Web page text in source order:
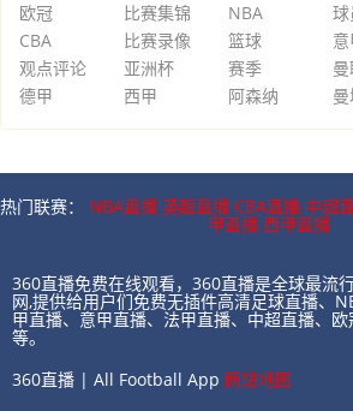
欧冠
比赛集锦 NBA
球
CBA
比赛录像 篮球
观点评论
亚洲杯 赛季
德甲
西甲 阿森纳
热门联赛： NBA直播 英超直播 CBA直播 中超
甲直播 西甲直播
360直播免费在线观看，360直播是全球最流
网,提供给用户们免费无插件高清足球直播、
甲直播、意甲直播、法甲直播、中超直播、
等。
360直播 | All Football App 网站地图